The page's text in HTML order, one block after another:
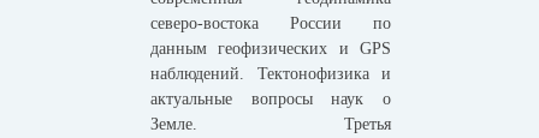
северо-востока России по
данным геофизических и GPS
наблюдений. Тектонофизика и
актуальные вопросы наук о
Земле. Третья